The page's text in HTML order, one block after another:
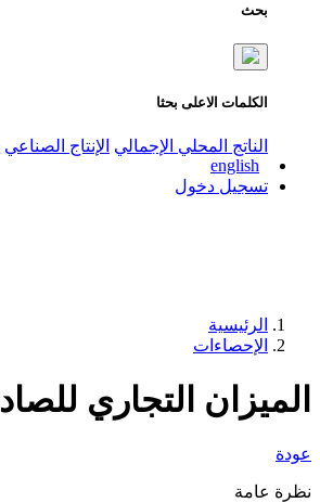
بحث
الكلمات الاعلى بحثا
الناتج المحلي الإجمالي الإنتاج الصناعي
english
تسجيل دخول
الرئيسية
الإحصاءات
الميزان التجاري
عودة
نظرة عامة